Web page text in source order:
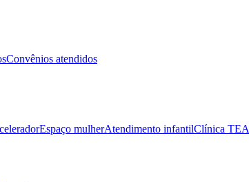
Convênios atendidos
Espaço mulherAtendimento infantilClínica TEA